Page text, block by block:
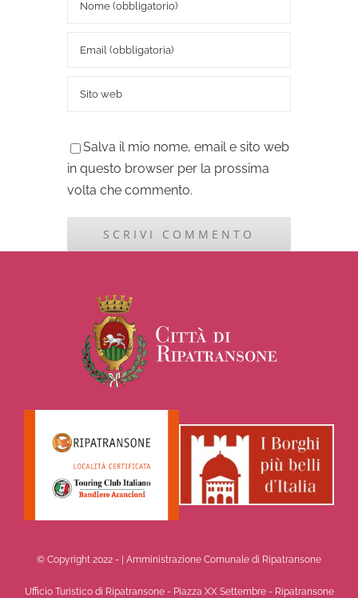
Salva il mio nome, email e sito web
in questo browser per la prossima
volta che commento.
© Copyright 2022 - | Amministrazione Comunale di Ripatransone
Ufficio Turistico di Ripatransone - Piazza XX Settembre - Ripatransone